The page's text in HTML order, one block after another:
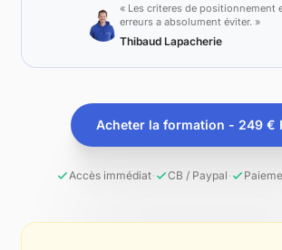
« Les criteres de positionnement
erreurs a absolument éviter. »
Thibaud Lapacherie
Acheter la formation - 249 €
Accès immédiat· CB / Paypal ·